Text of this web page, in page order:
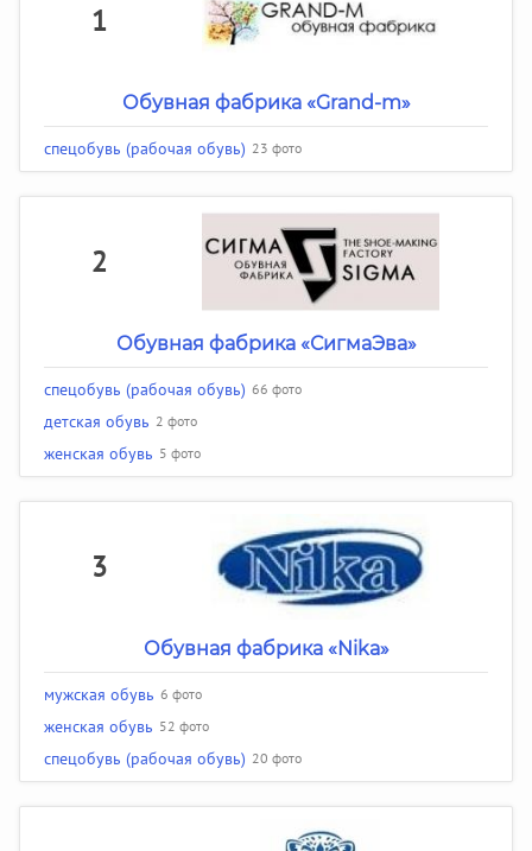
1
Обувная фабрика «Grand-m»
спецобувь (рабочая обувь) 23 фото
2
Обувная фабрика «СигмаЭва»
спецобувь (рабочая обувь) 66 фото
детская обувь 2 фото
женская обувь 5 фото
3
Обувная фабрика «Nika»
мужская обувь 6 фото
женская обувь 52 фото
спецобувь (рабочая обувь) 20 фото